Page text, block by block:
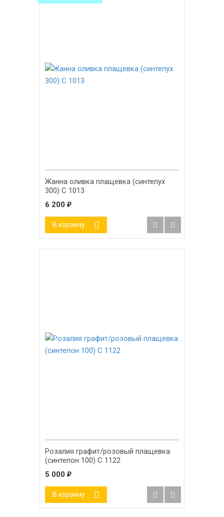
Жанна оливка плащевка (синтепух
300) С 1013
6 200 ₽
В корзину
Розалия графит/розовый плащевка
(синтепон 100) С 1122
5 000 ₽
В корзину